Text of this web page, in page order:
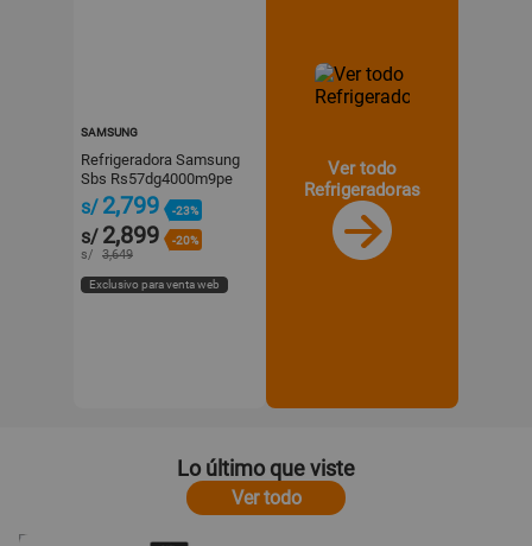
SAMSUNG
Refrigeradora Samsung
Sbs Rs57dg4000m9pe
564 litros Gris
s/ 2,799 -23%
s/ 2,899 -20%
s/ 3,649
Exclusivo para venta web
Ver todo
Refrigeradoras
Lo último que viste
Ver todo